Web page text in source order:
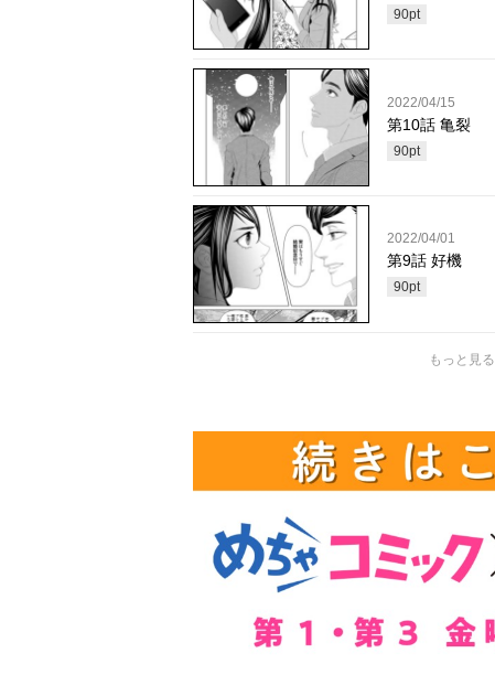
90pt
2022/04/15
第10話 亀裂
90pt
2022/04/01
第9話 好機
90pt
もっと見る